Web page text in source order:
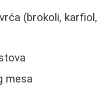
(brokoli, karfiol,
mesa